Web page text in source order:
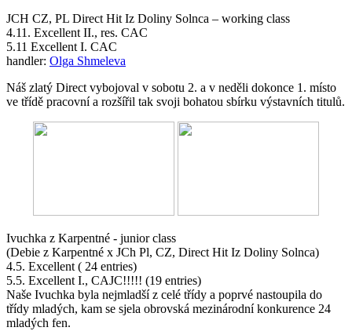
JCH CZ, PL Direct Hit Iz Doliny Solnca – working class
4.11. Excellent II., res. CAC
5.11 Excellent I. CAC
handler: Olga Shmeleva
Náš zlatý Direct vybojoval v sobotu 2. a v neděli dokonce 1. místo
ve třídě pracovní a rozšířil tak svoji bohatou sbírku výstavních titulů.
Ivuchka z Karpentné - junior class
(Debie z Karpentné x JCh Pl, CZ, Direct Hit Iz Doliny Solnca)
4.5. Excellent ( 24 entries)
5.5. Excellent I., CAJC!!!!! (19 entries)
Naše Ivuchka byla nejmladší z celé třídy a poprvé nastoupila do
třídy mladých, kam se sjela obrovská mezinárodní konkurence 24
mladých fen.